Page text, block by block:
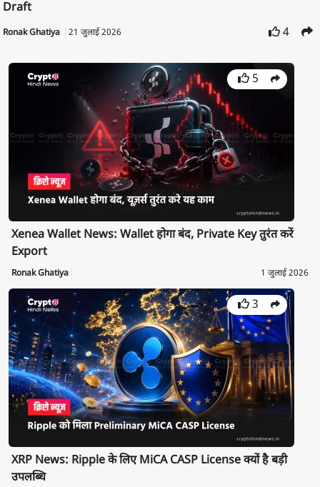
Draft
Ronak Ghatiya 21 जुलाई 2026 4
5
Xenea Wallet News: Wallet होगा बंद, Private Key तुरंत करें
Export
Ronak Ghatiya 1 जुलाई 2026
3
XRP News: Ripple के लिए MiCA CASP License क्यों है बड़ी
उपलब्धि